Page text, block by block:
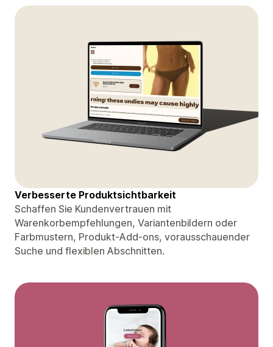
Verbesserte Produktsichtbarkeit
Schaffen Sie Kundenvertrauen mit
Warenkorbempfehlungen, Variantenbildern oder
Farbmustern, Produkt-Add-ons, vorausschauender
Suche und flexiblen Abschnitten.